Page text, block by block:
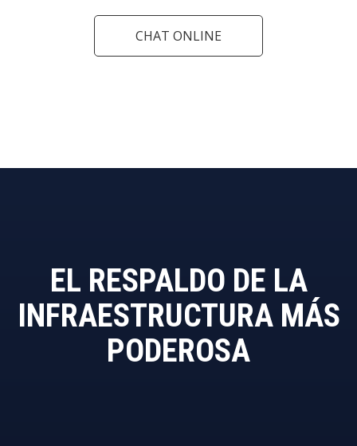
CHAT ONLINE
EL RESPALDO DE LA
INFRAESTRUCTURA MÁS
PODEROSA